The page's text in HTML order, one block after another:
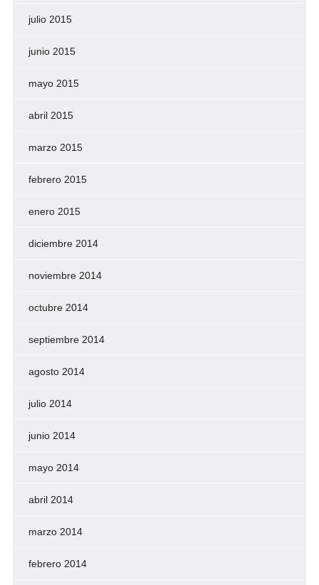
julio 2015
junio 2015
mayo 2015
abril 2015
marzo 2015
febrero 2015
enero 2015
diciembre 2014
noviembre 2014
octubre 2014
septiembre 2014
agosto 2014
julio 2014
junio 2014
mayo 2014
abril 2014
marzo 2014
febrero 2014